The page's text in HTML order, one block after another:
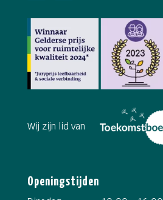
Wij zijn lid van
Openingstijden